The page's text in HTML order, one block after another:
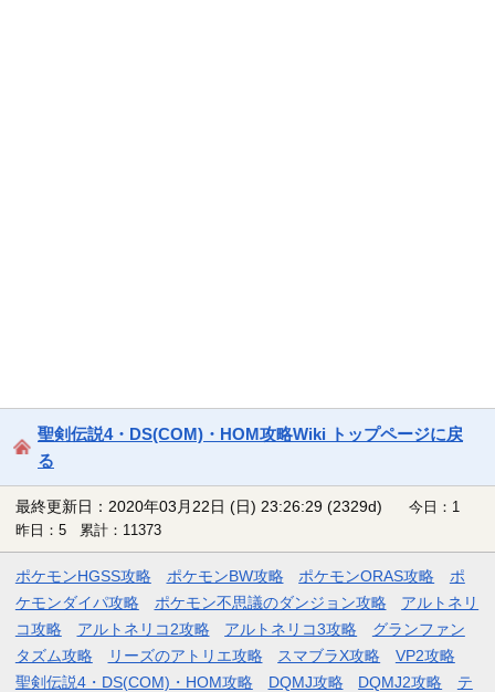
聖剣伝説4・DS(COM)・HOM攻略Wiki トップページに戻
る
最終更新日：2020年03月22日 (日) 23:26:29(2329d)
今日：1
昨日：5 累計：11373
ポケモンHGSS攻略 ポケモンBW攻略 ポケモンORAS攻略
ポ
ケモンダイパ攻略
ポケモン不思議のダンジョン攻略
アルトネリ
コ攻略
アルトネリコ2攻略 アルトネリコ3攻略
グランファン
タズム攻略
リーズのアトリエ攻略 スマブラX攻略
VP2攻略
聖剣伝説4・DS(COM)・HOM攻略
DQMJ攻略 DQMJ2攻略 テ